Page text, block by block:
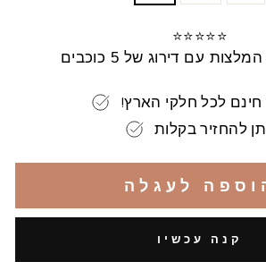
⭐⭐⭐⭐⭐
עם דירוג של 5 כוכבים
חינם לכל חלקי הארץ
להחזיר בקלות
לעגלה
קנה עכשיו